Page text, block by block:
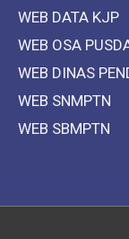
WEB DATA KJP
WEB OSA
WEB DINAS
WEB SNMPTN
WEB SBMPTN